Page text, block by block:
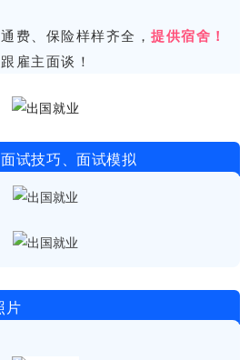
费、保险样样齐全， 提供宿舍！
雇主面谈！
试技巧、面试模拟
片